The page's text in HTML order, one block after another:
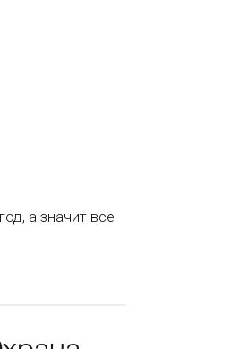
а значит все